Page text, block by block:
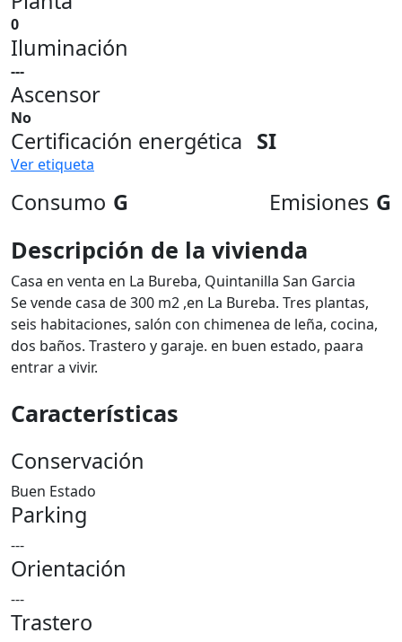
0
Iluminación
---
Ascensor
No
Certificación energética SI
Ver etiqueta
Consumo G Emisiones G
Descripción de la vivienda
Casa en venta en La Bureba, Quintanilla San Garcia
Se vende casa de 300 m2 ,en La Bureba. Tres plantas,
seis habitaciones, salón con chimenea de leña, cocina,
dos baños. Trastero y garaje. en buen estado, paara
entrar a vivir.
Características
Conservación
Buen Estado
Parking
---
Orientación
---
Trastero